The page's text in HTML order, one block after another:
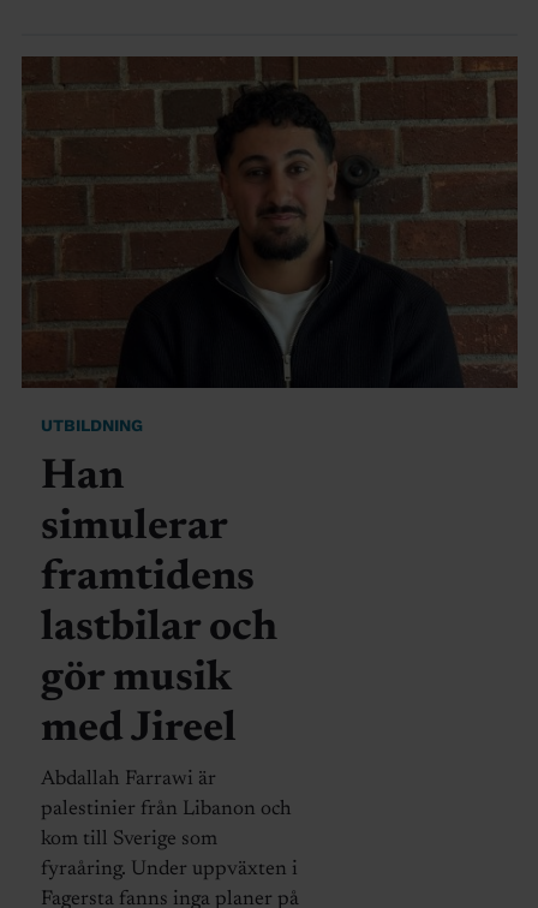
UTBILDNING
Han
simulerar
framtidens
lastbilar och
gör musik
med Jireel
Abdallah Farrawi är
palestinier från Libanon och
kom till Sverige som
fyraåring. Under uppväxten i
Fagersta fanns inga planer på